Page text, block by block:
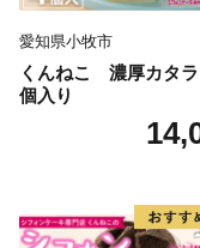
▼お問い合わせ先
福岡市ふるさと納
TEL 0120-397-613
愛知県小牧市
くんねこ 濃厚カタ
個入り